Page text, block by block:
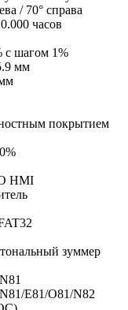
/ 70° справа
часов
с шагом 1%
мм
покрытием
HMI
зуммер
E81/O81/N82